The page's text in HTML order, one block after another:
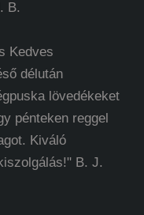
B.
Kedves
délután
lövedékeket
pénteken reggel
Kiváló
B. J.